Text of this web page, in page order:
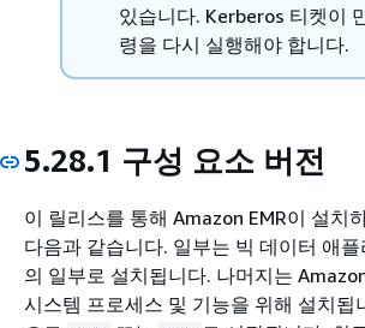
있습니다. Kerberos 티켓이
령을 다시 실행해야 합니다.
5.28.1 구성 요소 버전
이 릴리스를 통해 Amazon EMR이 설치
다음과 같습니다. 일부는 빅 데이터 애
의 일부로 설치됩니다. 나머지는
시스템 프로세스 및 기능을 위해 설치됩